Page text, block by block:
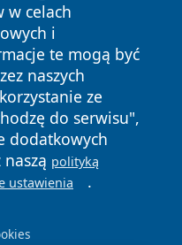
w celach
i
te mogą być
naszych
ze
do serwisu",
dodatkowych
polityką
ustawienia .
prawa
Polityka
Cookies